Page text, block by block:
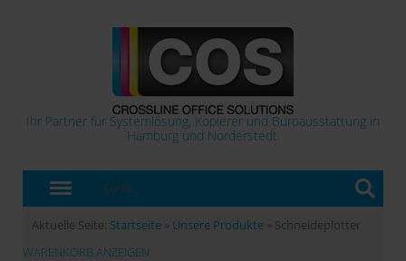
Ihr Partner für Systemlösung, Kopierer und Büroausstattung in
Hamburg und Norderstedt.
Aktuelle Seite: Startseite » Unsere Produkte » Schneideplotter
WARENKORB ANZEIGEN